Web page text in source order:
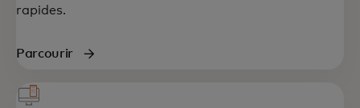
rapides.
Parcourir